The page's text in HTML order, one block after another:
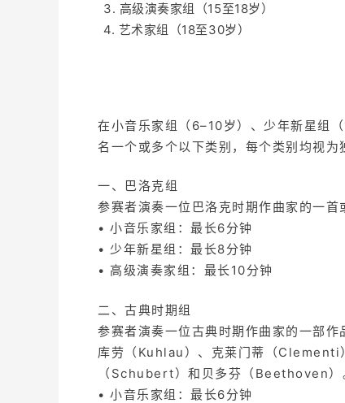
3. 高级演奏家组（15至18岁）
4. 艺术家组（18至30岁）
在小音乐家组（6–10岁）、少年新星组
名一个或多个以下类别，每个类别均视为
一、巴洛克组
参赛者演奏一位巴洛克时期作曲家的一首
• 小音乐家组：最长6分钟
• 少年新星组：最长8分钟
• 高级演奏家组：最长10分钟
二、古典时期组
参赛者演奏一位古典时期作曲家的一部
库劳（Kuhlau）、克莱门蒂（
（Schubert）和贝多芬（Beethoven）
• 小音乐家组：最长6分钟